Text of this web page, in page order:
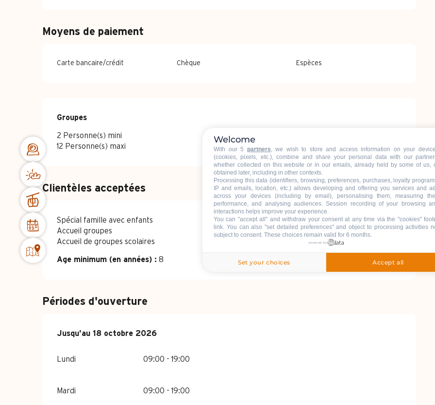
Moyens de paiement
Carte bancaire/crédit Chèque Espèces
Groupes
Groupes
2 Personne(s) mini
12 Personne(s) maxi
Clientèles acceptées
Spécial famille avec enfants
Accueil groupes
Accueil de groupes scolaires
Age minimum (en années) : 8
Périodes d'ouverture
Du27 avril 2026au18 octobre 2026
Jusqu'au 18 octobre 2026
Lundi 09:00 - 19:00
Mardi 09:00 - 19:00
Welcome
With our 5 partners, we wish to store and access information on your
(cookies, pixels, etc.), combine and share your personal data with our
whether collected on this website or in our emails, already held by some of us,
obtained later, including in other contexts.
Processing this data (identifiers, browsing, preferences, purchases, loyalty
IP and emails, location, etc.) allows developing and offering you services and
across your devices (including by email), personalising them, measuring
performance, and analysing audiences. Session recording of your browsing
interactions helps improve your experience.
You can "accept all" and withdraw your consent at any time via the "cookies"
link. You can also "set detailed preferences" and object to processing activities
subject to consent. These choices remain valid for 6 months.
powered by
Set your choices Accept all